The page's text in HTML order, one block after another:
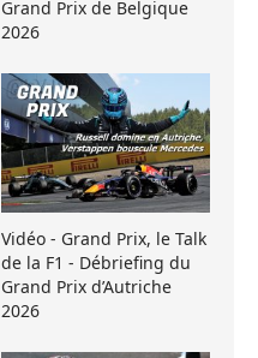
Grand Prix de Belgique
2026
Vidéo - Grand Prix, le Talk
de la F1 - Débriefing du
Grand Prix d’Autriche
2026